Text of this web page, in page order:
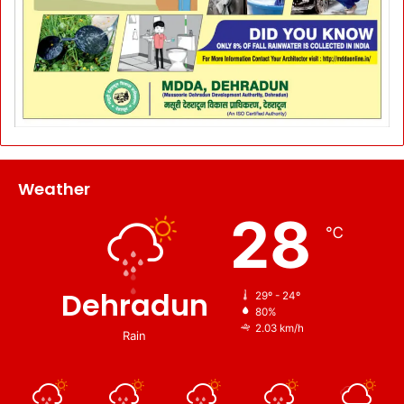
Weather
Dehradun
Rain
28 ℃
29º - 24º
80%
2.03 km/h